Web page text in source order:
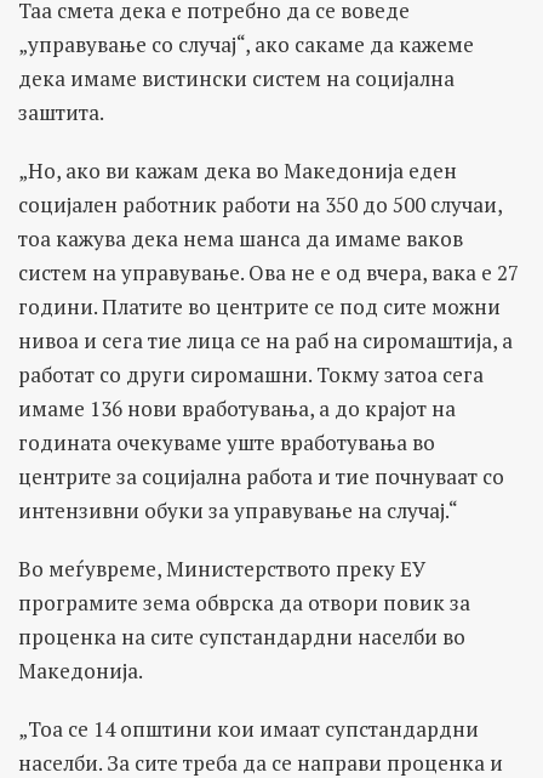
Таа смета дека е потребно да се воведе
„управување со случај“, ако сакаме да кажеме
дека имаме вистински систем на социјална
заштита.
„Но, ако ви кажам дека во Македонија еден
социјален работник работи на 350 до 500 случаи,
тоа кажува дека нема шанса да имаме ваков
систем на управување. Ова не е од вчера, вака е 27
години. Платите во центрите се под сите можни
нивоа и сега тие лица се на раб на сиромаштија, а
работат со други сиромашни. Токму затоа сега
имаме 136 нови вработувања, а до крајот на
годината очекуваме уште вработувања во
центрите за социјална работа и тие почнуваат со
интензивни обуки за управување на случај.“
Во меѓувреме, Министерството преку ЕУ
програмите зема обврска да отвори повик за
проценка на сите супстандардни населби во
Македонија.
„Тоа се 14 општини кои имаат супстандардни
населби. За сите треба да се направи проценка и